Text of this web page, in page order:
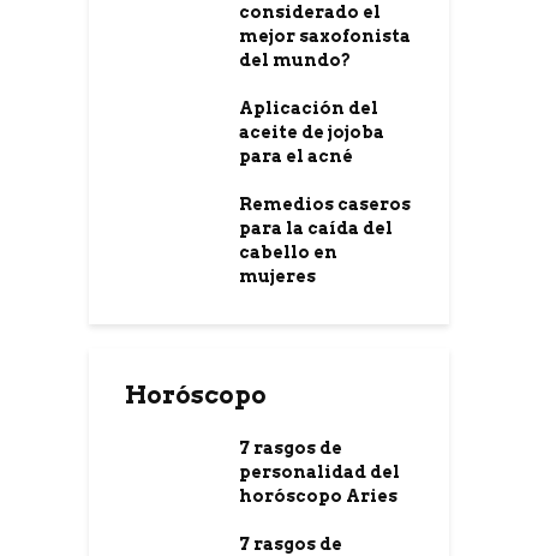
considerado el
mejor saxofonista
del mundo?
Aplicación del
aceite de jojoba
para el acné
Remedios caseros
para la caída del
cabello en
mujeres
Horóscopo
7 rasgos de
personalidad del
horóscopo Aries
7 rasgos de